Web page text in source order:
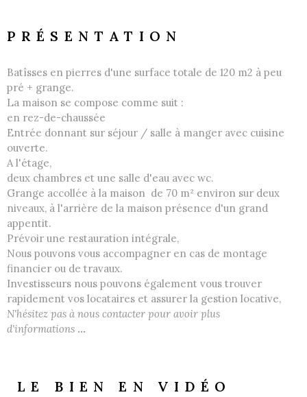
PRÉSENTATION
Batîsses en pierres d'une surface totale de 120 m2 à peu
pré + grange.
La maison se compose comme suit :
en rez-de-chaussée
Entrée donnant sur séjour / salle à manger avec cuisine
ouverte.
A l'étage,
deux chambres et une salle d'eau avec wc.
Grange accollée à la maison de 70 m² environ sur deux
niveaux, à l'arrière de la maison présence d'un grand
appentit.
Prévoir une restauration intégrale,
Nous pouvons vous accompagner en cas de montage
financier ou de travaux.
Investisseurs nous pouvons également vous trouver
rapidement vos locataires et assurer la gestion locative,
N'hésitez pas à nous contacter pour avoir plus
d'informations ...
LE BIEN EN VIDÉO